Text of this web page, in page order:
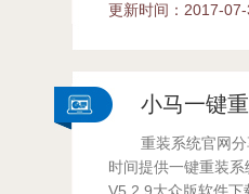
更新时间：2017-
小马一键
系统
重装系统官网
时间提供一键重装